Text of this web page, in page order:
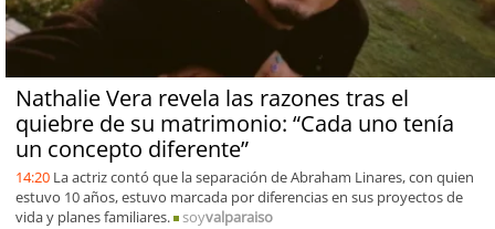
Nathalie Vera revela las razones tras el
quiebre de su matrimonio: “Cada uno tenía
un concepto diferente”
14:20 La actriz contó que la separación de Abraham Linares, con quien
estuvo 10 años, estuvo marcada por diferencias en sus proyectos de
vida y planes familiares.
soyvalparaiso